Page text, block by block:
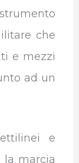
che
e mezzi
ad un
e
marcia